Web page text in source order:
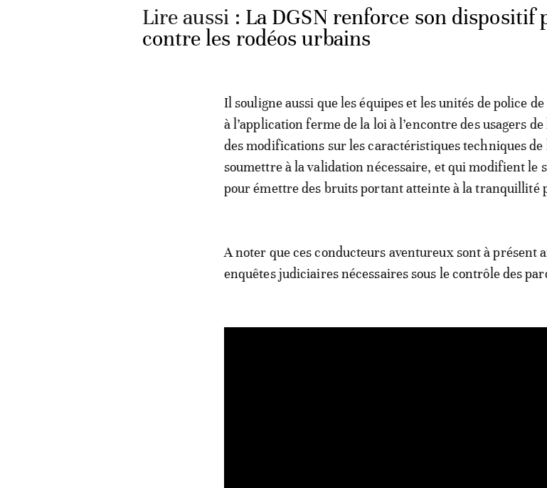
Lire aussi : La DGSN renforce son
contre les rodéos urbains
Il souligne aussi que les équipes et les unités de police
à l’application ferme de la loi à l’encontre des usagers
des modifications sur les caractéristiques techniques de
soumettre à la validation nécessaire, et qui modifient le
pour émettre des bruits portant atteinte à la tranquillité
A noter que ces conducteurs aventureux sont à présent
enquêtes judiciaires nécessaires sous le contrôle des